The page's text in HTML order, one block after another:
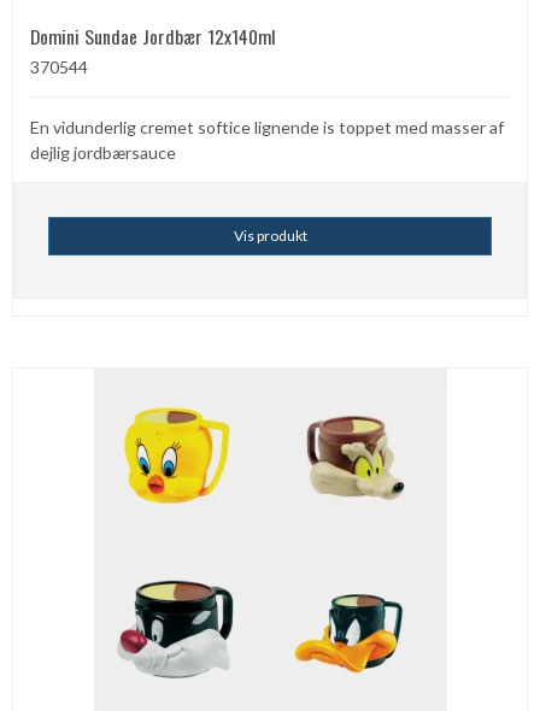
Domini Sundae Jordbær 12x140ml
370544
En vidunderlig cremet softice lignende is toppet med masser af
dejlig jordbærsauce
Vis produkt